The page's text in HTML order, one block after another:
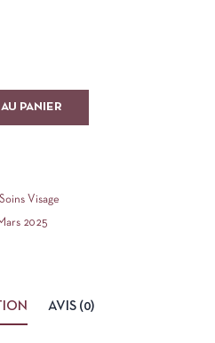
PANIER
Soins Visage
2025
AVIS (0)